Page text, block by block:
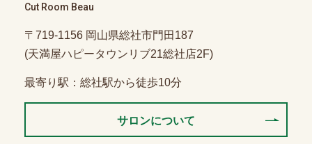
Cut Room Beau
〒719-1156 岡山県総社市門田187
(天満屋ハピータウンリブ21総社店2F)
最寄り駅：総社駅から徒歩10分
サロンについて